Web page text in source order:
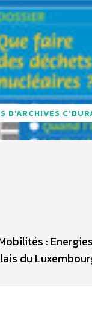
D'ARCHIVES
:
du